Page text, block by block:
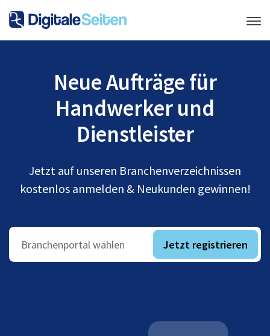
Neue Aufträge für
Handwerker und
Dienstleister
Jetzt auf unseren Branchenverzeichnissen
kostenlos anmelden & Neukunden gewinnen!
Branchenportal wählen Jetzt registrieren